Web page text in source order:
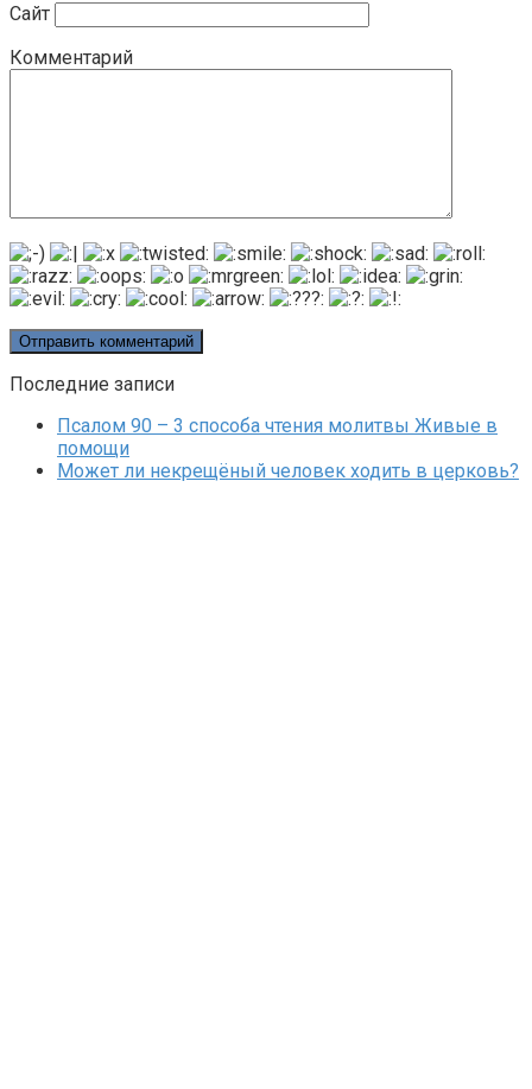
Сайт
Комментарий
Последние записи
Псалом 90 – 3 способа чтения молитвы Живые в
помощи
Может ли некрещёный человек ходить в церковь?